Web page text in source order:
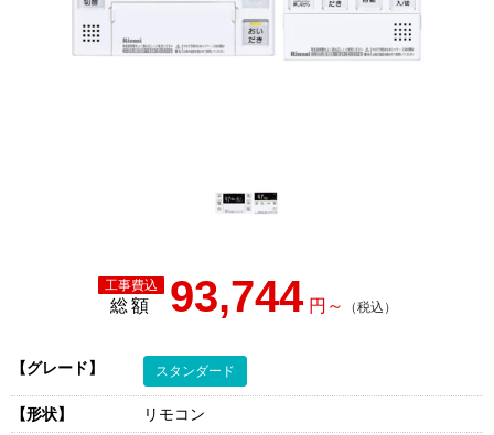
総額 93,744
【グレード】 スタンダード
【形状】
リモコン